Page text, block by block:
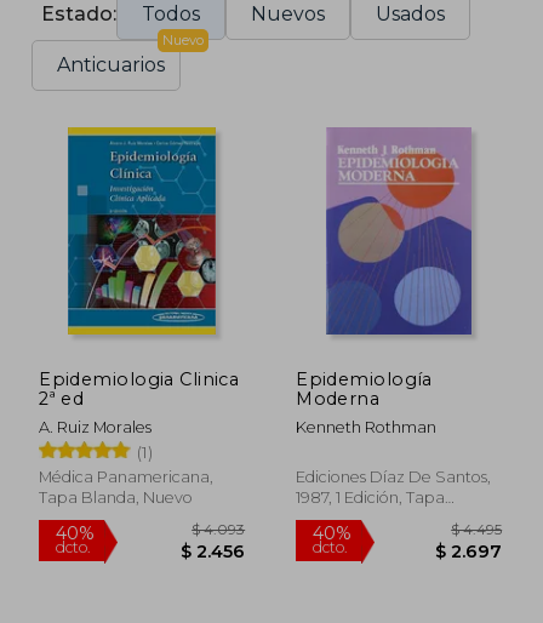
Estado: Todos Nuevos Usados
Anticuarios
Nuevo
Epidemiologia Clinica
2ª ed
A. Ruiz Morales
(1)
Médica Panamericana,
Tapa Blanda, Nuevo
Epidemiología
Moderna
Kenneth Rothman
Ediciones Díaz De Santos,
1987, 1 Edición, Tapa
Blanda, Nuevo